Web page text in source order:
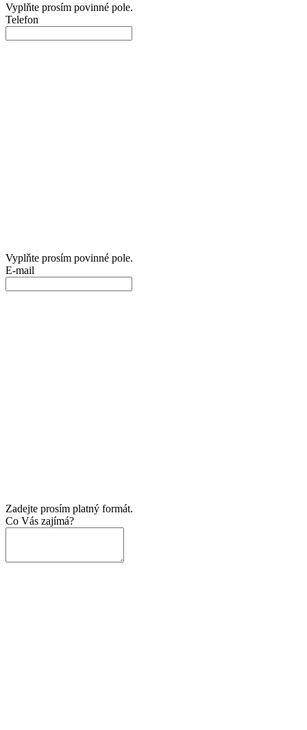
Vyplňte prosím povinné pole.
Telefon
Vyplňte prosím povinné pole.
E-mail
Zadejte prosím platný formát.
Co Vás zajímá?